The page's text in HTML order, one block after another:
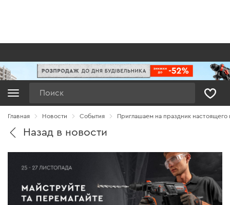
Главная Новости Cобытия Приглашаем на праздник настоящего
Назад в новости